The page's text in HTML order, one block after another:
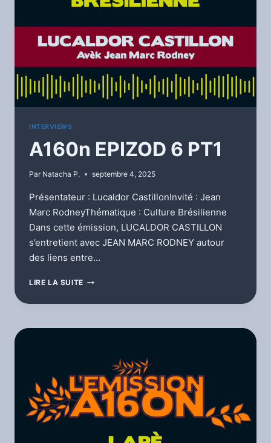
INTERVIEWS
A160n EPIZOD 6 PT1
Par Natacha P. septembre 4, 2025
Présentateur : Lucaldor CastillonInvité : Jean
Marc RodneyThématique : Culture Brésilienne
Dans cette émission, LUCALDOR CASTILLON
s’entretient avec JEAN MARC RODNEY autour
des liens entre…
LIRE LA SUITE A160N
6